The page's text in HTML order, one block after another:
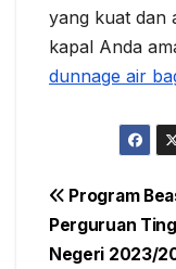
yang kuat dan
kapal Anda
dunnage air
pos
Program
Perguruan
Negeri 2023/